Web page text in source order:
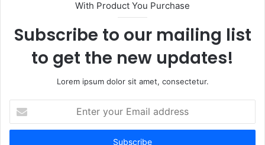
With Product You Purchase
Subscribe to our mailing list
to get the new updates!
Lorem ipsum dolor sit amet, consectetur.
your
Email